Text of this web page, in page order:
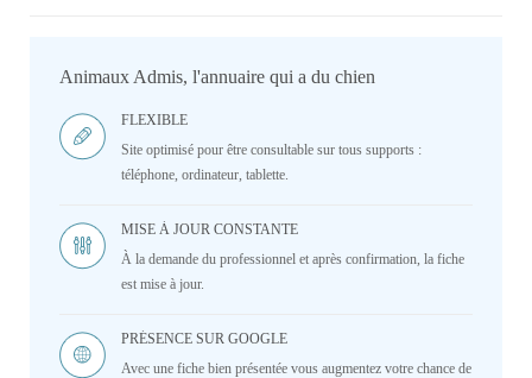
Animaux Admis, l'annuaire qui a du chien
FLEXIBLE
Site optimisé pour être consultable sur tous supports :
téléphone, ordinateur, tablette.
MISE À JOUR CONSTANTE
À la demande du professionnel et après confirmation, la fiche
est mise à jour.
PRÉSENCE SUR GOOGLE
Avec une fiche bien présentée vous augmentez votre chance de